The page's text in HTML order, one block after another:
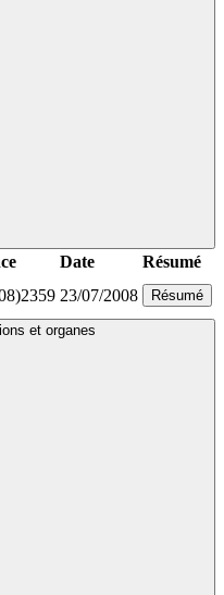
Date
Résumé
23/07/2008 Résumé
et organes